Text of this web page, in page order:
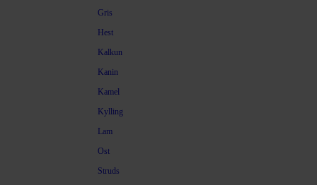
Gris
Hest
Kalkun
Kanin
Kamel
Kylling
Lam
Ost
Struds